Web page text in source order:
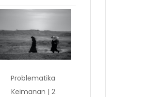
Problematika
Keimanan | 2